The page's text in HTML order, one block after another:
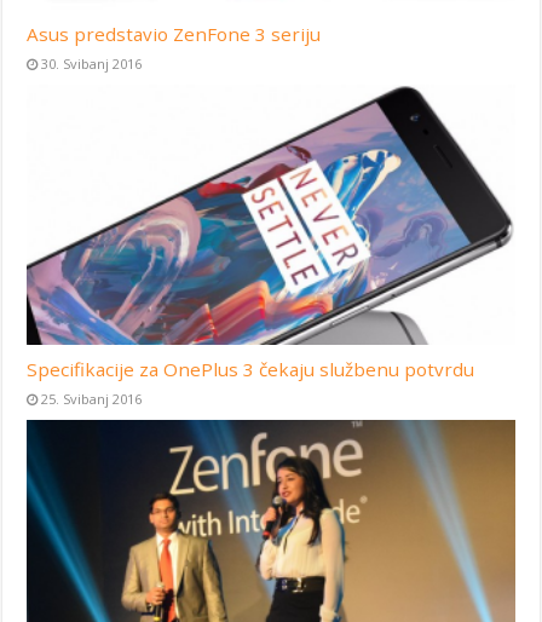
Asus predstavio ZenFone 3 seriju
30. Svibanj 2016
Specifikacije za OnePlus 3 čekaju službenu potvrdu
25. Svibanj 2016